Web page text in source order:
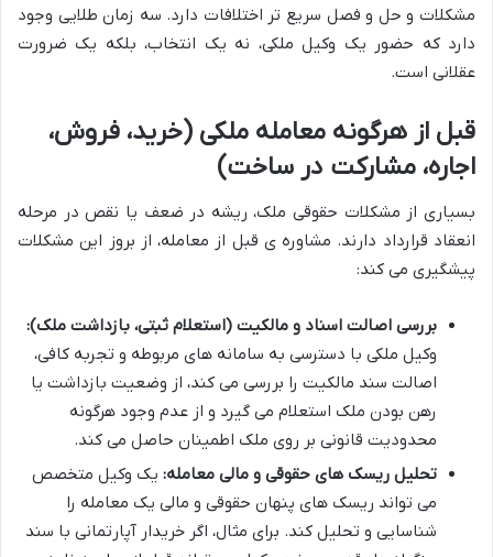
مشکلات و حل و فصل سریع تر اختلافات دارد. سه زمان طلایی وجود
دارد که حضور یک وکیل ملکی، نه یک انتخاب، بلکه یک ضرورت
عقلانی است.
قبل از هرگونه معامله ملکی (خرید، فروش،
اجاره، مشارکت در ساخت)
بسیاری از مشکلات حقوقی ملک، ریشه در ضعف یا نقص در مرحله
انعقاد قرارداد دارند. مشاوره ی قبل از معامله، از بروز این مشکلات
پیشگیری می کند:
بررسی اصالت اسناد و مالکیت (استعلام ثبتی، بازداشت ملک):
وکیل ملکی با دسترسی به سامانه های مربوطه و تجربه کافی،
اصالت سند مالکیت را بررسی می کند، از وضعیت بازداشت یا
رهن بودن ملک استعلام می گیرد و از عدم وجود هرگونه
محدودیت قانونی بر روی ملک اطمینان حاصل می کند.
تحلیل ریسک های حقوقی و مالی معامله: یک وکیل متخصص
می تواند ریسک های پنهان حقوقی و مالی یک معامله را
شناسایی و تحلیل کند. برای مثال، اگر خریدار آپارتمانی با سند